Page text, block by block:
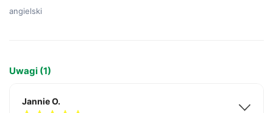
angielski
Uwagi (1)
Jannie O.